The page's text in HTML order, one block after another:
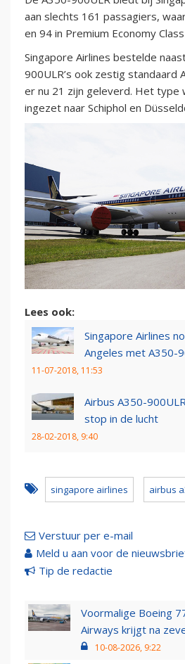
aan slechts 161 passagiers,
en 94 in Premium Economy
Singapore Airlines bestelde
900ULR’s ook zestig standaard
er nu 21 zijn geleverd. Het type
ingezet naar Schiphol en
Lees ook:
Singapore Airlines
Angeles met A350-
11-07-2018, 11:53
Airbus A350-
stop in de lucht
28-02-2018, 9:40
singapore airlines airbus
Verstuur per e-mail
Meld u aan voor de
Tip de redactie
Voormalige Boeing
Airways krijgt na
10-08-2026, 9:22